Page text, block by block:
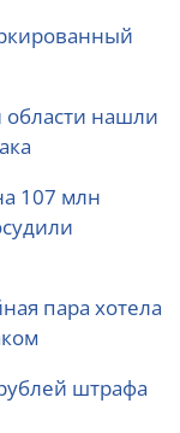
области нашли
107 млн
пара хотела
штрафа